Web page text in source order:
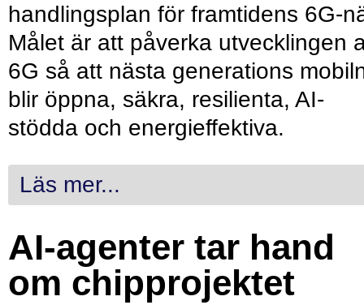
handlingsplan för framtidens 6G-
Målet är att påverka utvecklingen
6G så att nästa generations
blir öppna, säkra, resilienta, AI-
stödda och energieffektiva.
Läs mer...
AI-agenter tar hand
om chipprojektet